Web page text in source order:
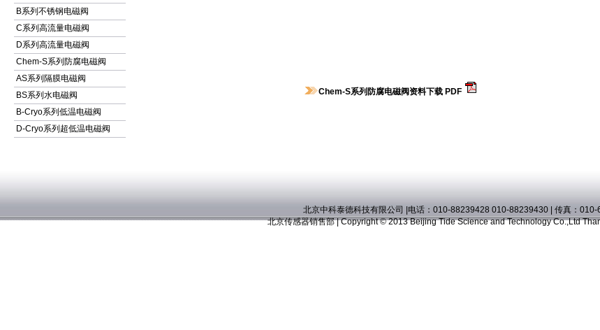
B系列不锈钢电磁阀
C系列高流量电磁阀
D系列高流量电磁阀
Chem-S系列防腐电磁阀
AS系列隔膜电磁阀
BS系列水电磁阀
B-Cryo系列低温电磁阀
D-Cryo系列超低温电磁阀
Chem-S系列防腐电磁阀资料下载 PDF
北京中科泰德科技有限公司
|电话：010-88239428 010-88239430 | 传真：
北京传感器销售部| Copyright © 2013 Beijing Tide Science and Technology Co.,Ltd